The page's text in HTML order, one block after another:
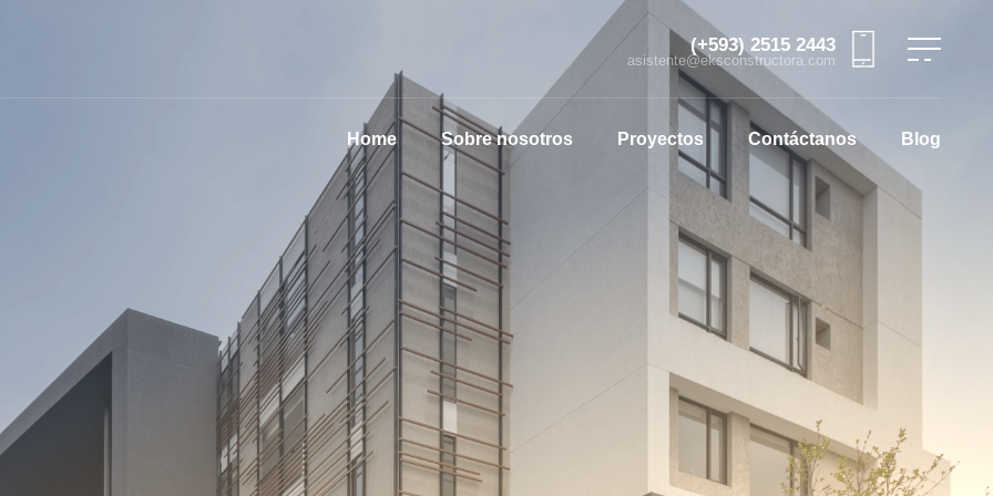
(+593) 2515 2443
asistente@eksconstructora.com
Home Sobre nosotros Proyectos Contáctanos Blog